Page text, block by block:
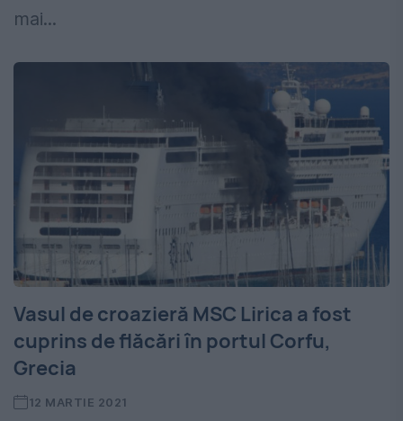
mai...
Vasul de croazieră MSC Lirica a fost
cuprins de flăcări în portul Corfu,
Grecia
12 MARTIE 2021